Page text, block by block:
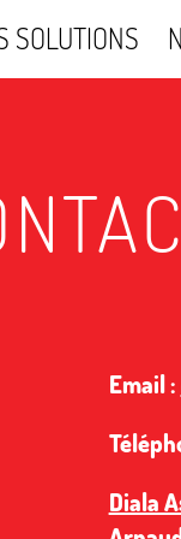
SOLUTIONS
Email :
Diala